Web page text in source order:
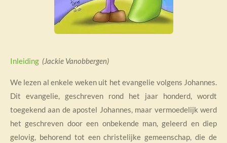
Inleiding (Jackie Vanobbergen)
We lezen al enkele weken uit het evangelie volgens Johannes.
Dit evangelie, geschreven rond het jaar honderd, wordt
toegekend aan de apostel Johannes, maar vermoedelijk werd
het geschreven door een onbekende man, geleerd en diep
gelovig, behorend tot een christelijke gemeenschap, die de